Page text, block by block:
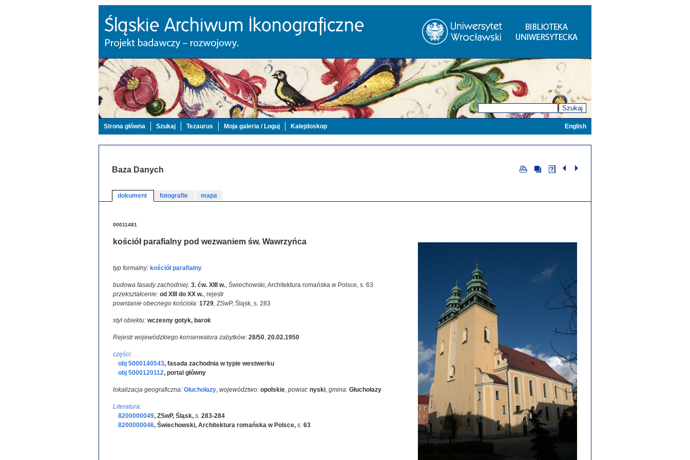
Szukaj
Strona główna Szukaj Tezaurus Moja galeria / Loguj Kalejdoskop English
Baza Danych
dokument fotografie mapa
00011481
kościół parafialny pod wezwaniem św. Wawrzyńca
typ formalny: kościół parafialny
budowa fasady zachodniej: 3. ćw. XIII w., Świechowski, Architektura romańska w Polsce, s. 63
przekształcenie: od XIII do XX w., rejestr
powstanie obecnego kościoła: 1729, ZSwP, Śląsk, s. 283
styl obiektu: wczesny gotyk, barok
Rejestr wojewódzkiego konserwatora zabytków: 28/50, 20.02.1950
części:
obj 5000140543, fasada zachodnia w typie westwerku
obj 5000120112, portal główny
lokalizacja geograficzna: Głuchołazy, województwo: opolskie, powiat: nyski, gmina: Głuchołazy
Literatura:
8200000049, ZSwP, Śląsk, s. 283-284
8200000046, Świechowski, Architektura romańska w Polsce, s. 63